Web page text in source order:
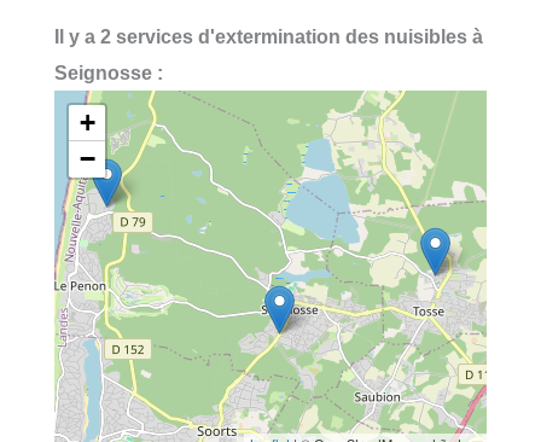
Il y a 2 services d'extermination des nuisibles à
Seignosse :
+
−